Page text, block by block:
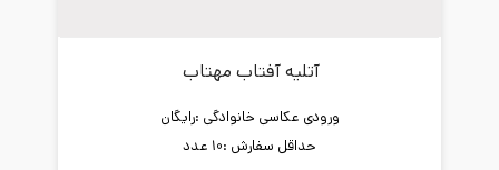
آتلیه آفتاب مهتاب
ورودی عکاسی خانوادگی :رایگان
حداقل سفارش :10 عدد